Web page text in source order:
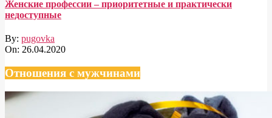
Женские профессии – приоритетные и практически
недоступные
By: pugovka
On: 26.04.2020
Отношения с мужчинами